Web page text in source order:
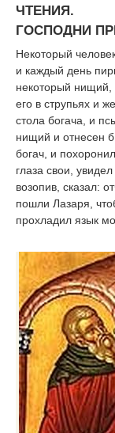
ЧТЕНИЯ.
ГОСПОДНИ
Некоторый
и каждый день
некоторый нищий,
его в струпьях и
стола богача, и
нищий и отнесен
богач, и
глаза свои,
возопив, сказал:
пошли Лазаря,
прохладил язык